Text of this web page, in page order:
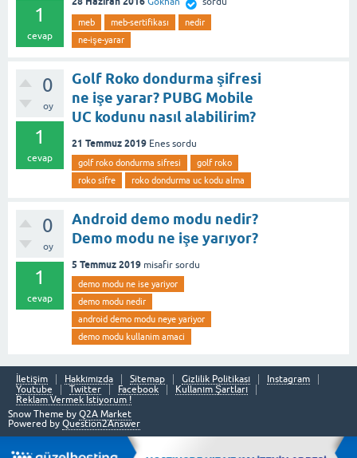
1
cevap
meb meb-sertifikası
nedir
ne-işe-yarar
0
oy
1
cevap
Golf Roko dondurma şifresi
ne işe yarar? PUBG Mobile
UC kodunu nasıl alabilirim?
21 Temmuz 2019 Enes sordu
golf roko dondurma sifresi
golf roko
roko sifre
roko dondurma uc kodu alma
0
oy
1
cevap
Android demo modu nedir?
Demo modu ne işe yarıyor?
5 Temmuz 2019 misafir sordu
demo modu ne ise yariyor
demo modu nedir
android demo modu neye yariyor
demo modu kullanim amaci
İletişim Hakkımızda Sitemap Gizlilik Politikası
Instagram
Youtube
Twitter Facebook
Kullanım Şartları
Reklam Vermek İstiyorum !
Snow Theme by Q2A Market
Powered by Question2Answer